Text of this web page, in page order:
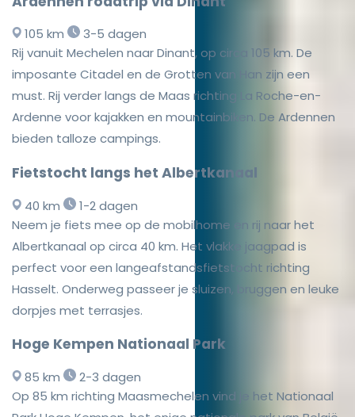
105 km
3-5 dagen
Rij vanuit Mechelen naar Dinant, op circa 105 km. De
imposante Citadel en de Grotten van Han zijn een
must. Rij verder langs de Maas richting La Roche-en-
Ardenne voor kajakken en mountainbiken. De Ardennen
bieden talloze campings.
Fietstocht langs het Albertkanaal
40 km
1-2 dagen
Neem je fiets mee op de mobilhome en rij naar het
Albertkanaal op circa 40 km. Het vlakke jaagpad is
perfect voor een langeafstandsfietstocht richting
Hasselt. Onderweg passeer je sluizen, bruggen en leuke
dorpjes met terrasjes.
Hoge Kempen Nationaal Park
85 km
2-3 dagen
Op 85 km richting Maasmechelen vind je het Nationaal